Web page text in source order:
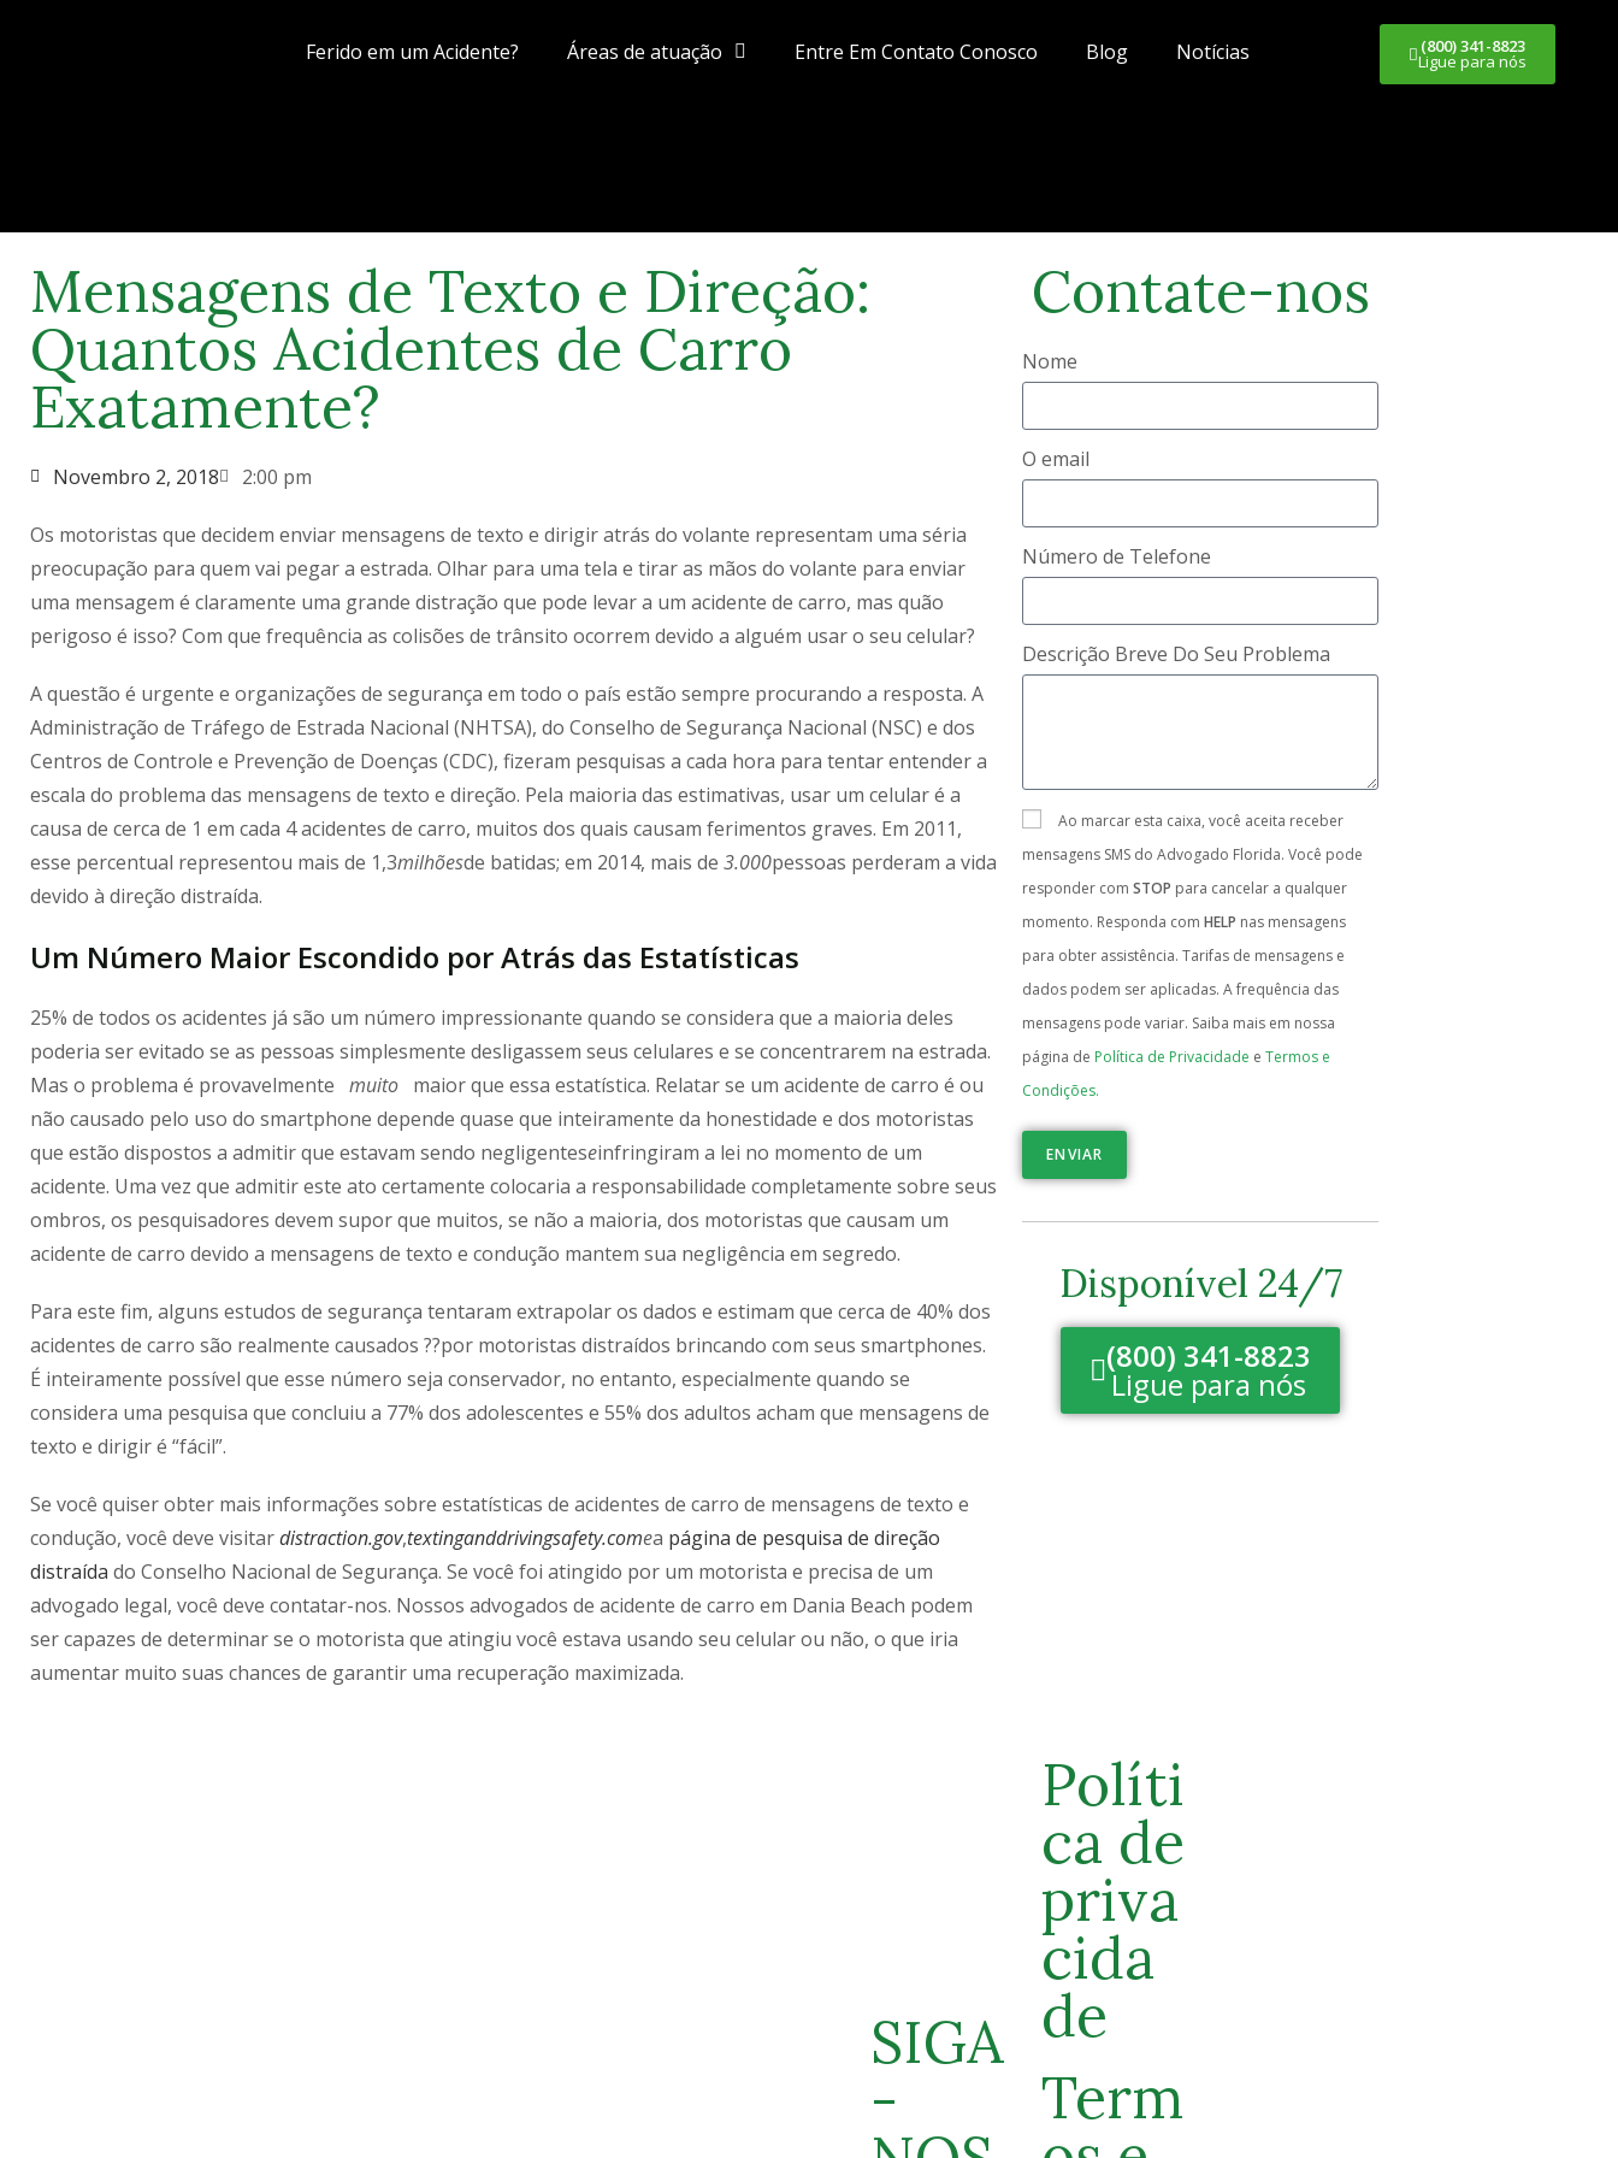
(800) 341-8823
Ligue para nós
Ferido em um Acidente? Áreas de atuação Entre Em Contato Conosco Blog Notícias
Mensagens de Texto e Direção:
Quantos Acidentes de Carro
Exatamente?
Novembro 2, 2018 2:00 pm
Os motoristas que decidem enviar mensagens de texto e dirigir atrás do volante representam uma séria
preocupação para quem vai pegar a estrada. Olhar para uma tela e tirar as mãos do volante para enviar
uma mensagem é claramente uma grande distração que pode levar a um acidente de carro, mas quão
perigoso é isso? Com que frequência as colisões de trânsito ocorrem devido a alguém usar o seu celular?
A questão é urgente e organizações de segurança em todo o país estão sempre procurando a resposta. A
Administração de Tráfego de Estrada Nacional (NHTSA), do Conselho de Segurança Nacional (NSC) e dos
Centros de Controle e Prevenção de Doenças (CDC), fizeram pesquisas a cada hora para tentar entender a
escala do problema das mensagens de texto e direção. Pela maioria das estimativas, usar um celular é a
causa de cerca de 1 em cada 4 acidentes de carro, muitos dos quais causam ferimentos graves. Em 2011,
esse percentual representou mais de 1,3milhõesde batidas; em 2014, mais de 3.000pessoas perderam a vida
devido à direção distraída.
Um Número Maior Escondido por Atrás das Estatísticas
25% de todos os acidentes já são um número impressionante quando se considera que a maioria deles
poderia ser evitado se as pessoas simplesmente desligassem seus celulares e se concentrarem na estrada.
Mas o problema é provavelmente muito maior que essa estatística. Relatar se um acidente de carro é ou
não causado pelo uso do smartphone depende quase que inteiramente da honestidade e dos motoristas
que estão dispostos a admitir que estavam sendo negligenteseinfringiram a lei no momento de um
acidente. Uma vez que admitir este ato certamente colocaria a responsabilidade completamente sobre seus
ombros, os pesquisadores devem supor que muitos, se não a maioria, dos motoristas que causam um
acidente de carro devido a mensagens de texto e condução mantem sua negligência em segredo.
Para este fim, alguns estudos de segurança tentaram extrapolar os dados e estimam que cerca de 40% dos
acidentes de carro são realmente causados ??por motoristas distraídos brincando com seus smartphones.
É inteiramente possível que esse número seja conservador, no entanto, especialmente quando se
considera uma pesquisa que concluiu a 77% dos adolescentes e 55% dos adultos acham que mensagens de
texto e dirigir é “fácil”.
Se você quiser obter mais informações sobre estatísticas de acidentes de carro de mensagens de texto e
condução, você deve visitardistraction.gov,textinganddrivingsafety.comea página de pesquisa de direção
distraída do Conselho Nacional de Segurança. Se você foi atingido por um motorista e precisa de um
advogado legal, você deve contatar-nos. Nossos advogados de acidente de carro em Dania Beach podem
ser capazes de determinar se o motorista que atingiu você estava usando seu celular ou não, o que iria
aumentar muito suas chances de garantir uma recuperação maximizada.
Contate-nos
Nome
O email
Número de Telefone
Descrição Breve Do Seu Problema
Ao marcar esta caixa, você aceita receber
mensagens SMS do Advogado Florida. Você pode
responder comSTOP para cancelar a qualquer
momento. Responda comHELP nas mensagens
para obter assistência. Tarifas de mensagens e
dados podem ser aplicadas. A frequência das
mensagens pode variar. Saiba mais em nossa
página de Política de Privacidade eTermos e
Condições.
ENVIAR
Disponível 24/7
(800) 341-8823
Ligue para nós
SIGA
-
Políti
ca de
priva
cida
de
Term